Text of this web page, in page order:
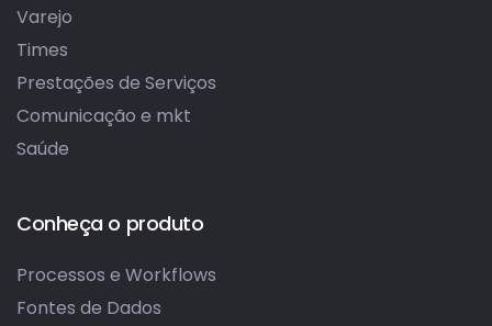
Varejo
Times
Prestações de Serviços
Comunicação e mkt
Saúde
Conheça o produto
Processos e Workflows
Fontes de Dados